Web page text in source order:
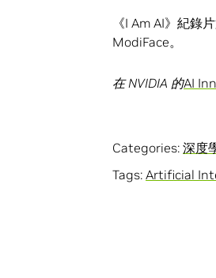
《I Am AI》紀錄
ModiFace。
在NVIDIA 的AI
Categories: 深度
Tags: Artificial